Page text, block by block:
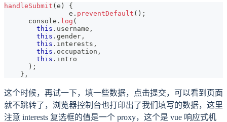
handleSubmit (e )
{
  		e
. preventDefault ( ) ;
console . log (
this . username ,
this . gender ,
this . interests ,
this . occupation ,
this . intro
) ;
} ,
这个时候，再试一下，填一些数据，点击提交，可以看到页面
就不跳转了，浏览器控制台也打印出了我们填写的数据，这里
注意 interests 复选框的值是一个 proxy，这个是 vue 响应式机